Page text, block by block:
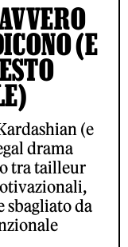
(E
(e
drama
tra tailleur
sbagliato da